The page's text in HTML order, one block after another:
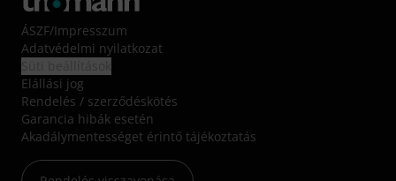
ÁSZF/Impresszum
Adatvédelmi nyilatkozat
Elállási jog
Rendelés / szerződéskötés
Garancia hibák esetén
Akadálymentességet érintő tájékoztatás